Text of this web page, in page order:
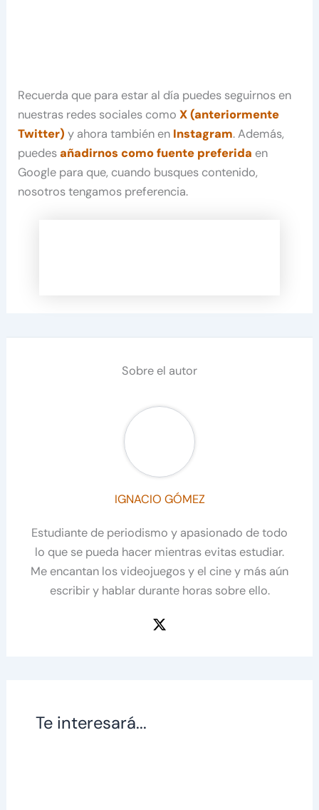
Recuerda que para estar al día puedes seguirnos en
nuestras redes sociales comoX (anteriormente
Twitter) y ahora también en Instagram. Además,
puedesañadirnos como fuente preferida en
Google para que, cuando busques contenido,
nosotros tengamos preferencia.
Sobre el autor
IGNACIO GÓMEZ
Estudiante de periodismo y apasionado de todo
lo que se pueda hacer mientras evitas estudiar.
Me encantan los videojuegos y el cine y más aún
escribir y hablar durante horas sobre ello.
Te interesará...